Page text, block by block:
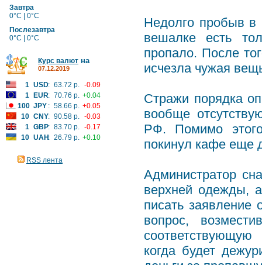
Завтра
0°C | 0°C
Послезавтра
0°C | 0°C
Курс валют на
07.12.2019
1 USD: 63.72 р. -0.09
1
EUR: 70.76 р. +0.04
100 JPY : 58.66 р. +0.05
10 CNY: 90.58 р. -0.03
1 GBP: 83.70 р. -0.17
10 UAH: 26.79 р. +0.10
RSS лента
Недолго пробыв в
вешалке есть
пропало. После
исчезла чужая
Стражи порядка
вообще
РФ. Помимо
покинул кафе еще
Администратор
верхней одежды,
писать заявление
вопрос,
когда будет